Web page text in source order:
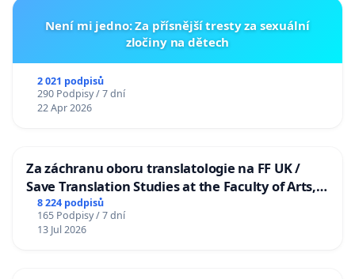
Není mi jedno: Za přísnější tresty za sexuální
zločiny na dětech
2 021 podpisů
290 Podpisy / 7 dní
22 Apr 2026
Za záchranu oboru translatologie na FF UK /
Save Translation Studies at the Faculty of Arts,
Charles University
8 224 podpisů
165 Podpisy / 7 dní
13 Jul 2026